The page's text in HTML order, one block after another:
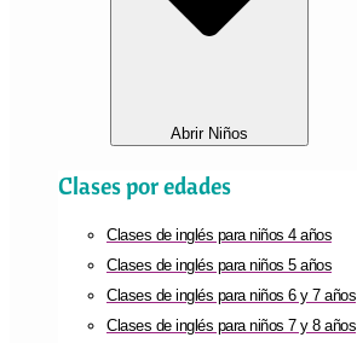
Abrir Niños
Clases por edades
Clases de inglés para niños 4 años
Clases de inglés para niños 5 años
Clases de inglés para niños 6 y 7 años
Clases de inglés para niños 7 y 8 años